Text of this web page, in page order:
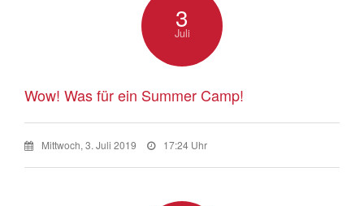
3
Juli
Wow! Was für ein Summer Camp!
Mittwoch, 3. Juli 2019 17:24 Uhr